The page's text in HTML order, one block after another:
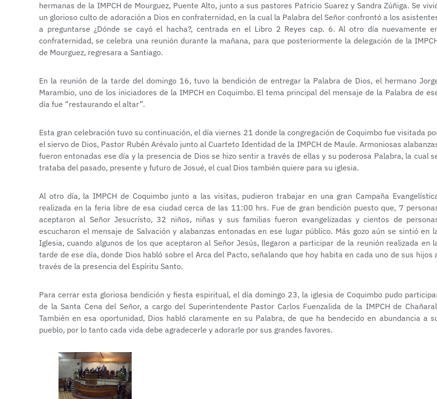
hermanas de la IMPCH de Mourguez, Puente Alto, junto a sus pastores Patricio Suarez y Sandra Zúñiga. Se
un glorioso culto de adoración a Dios en confraternidad, en la cual la Palabra del Señor confrontó a los
a preguntarse ¿Dónde se cayó el hacha?, centrada en el Libro 2 Reyes cap. 6. Al otro día nuevamente
confraternidad, se celebra una reunión durante la mañana, para que posteriormente la delegación de la
de Mourguez, regresara a Santiago.
En la reunión de la tarde del domingo 16, tuvo la bendición de entregar la Palabra de Dios, el hermano
Marambio, uno de los iniciadores de la IMPCH en Coquimbo. El tema principal del mensaje de la Palabra de
día fue “restaurando el altar”.
Esta gran celebración tuvo su continuación, el día viernes 21 donde la congregación de Coquimbo fue visitada
el siervo de Dios, Pastor Rubén Arévalo junto al Cuarteto Identidad de la IMPCH de Maule. Armoniosas
fueron entonadas ese día y la presencia de Dios se hizo sentir a través de ellas y su poderosa Palabra, la cual
trataba del pasado, presente y futuro de Josué, el cual Dios también quiere para su iglesia.
Al otro día, la IMPCH de Coquimbo junto a las visitas, pudieron trabajar en una gran Campaña
realizada en la feria libre de esa ciudad cerca de las 11:00 hrs. Fue de gran bendición puesto que, 7
aceptaron al Señor Jesucristo, 32 niños, niñas y sus familias fueron evangelizadas y cientos de
escucharon el mensaje de Salvación y alabanzas entonadas en ese lugar público. Más gozo aún se sintió en
Iglesia, cuando algunos de los que aceptaron al Señor Jesús, llegaron a participar de la reunión realizada en
tarde de ese día, donde Dios habló sobre el Arca del Pacto, señalando que hoy habita en cada uno de sus hijos
través de la presencia del Espíritu Santo.
Para cerrar esta gloriosa bendición y fiesta espiritual, el día domingo 23, la iglesia de Coquimbo pudo
de la Santa Cena del Señor, a cargo del Superintendente Pastor Carlos Fuenzalida de la IMPCH de
También en esa oportunidad, Dios habló claramente en su Palabra, de que ha bendecido en abundancia a
pueblo, por lo tanto cada vida debe agradecerle y adorarle por sus grandes favores.